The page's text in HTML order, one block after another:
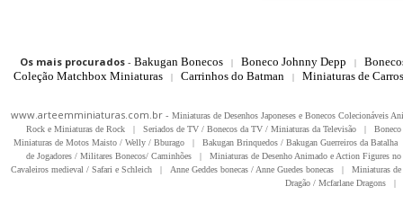
Os mais procurados- Bakugan Bonecos | Boneco Johnny Depp |
Coleção Matchbox Miniaturas
| Carrinhos do Batman | Miniaturas de
www.arteemminiaturas.com.br - Miniaturas de Desenhos Japoneses e Bonecos Colecionáveis
Rock e Miniaturas de Rock
| Seriados de TV / Bonecos da TV / Miniaturas da Televisão |
Miniaturas de Motos Maisto / Welly / Bburago
| Bakugan Brinquedos / Bakugan Guerreiros da Batalha
de Jogadores / Militares Bonecos/ Caminhões
|
Miniaturas de Desenho Animado e Action Figures
Cavaleiros medieval / Safari e Schleich
| Anne Geddes bonecas / Anne Guedes bonecas |
Miniaturas
Dragão / Mcfarlane Dragons
|